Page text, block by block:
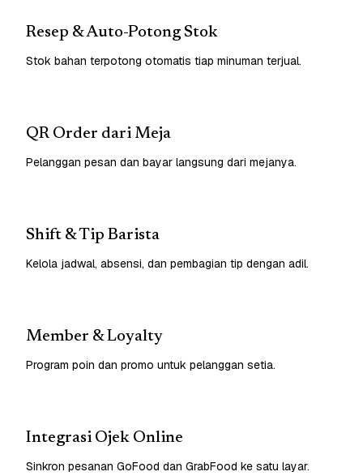
Resep & Auto-Potong Stok
Stok bahan terpotong otomatis tiap minuman terjual.
QR Order dari Meja
Pelanggan pesan dan bayar langsung dari mejanya.
Shift & Tip Barista
Kelola jadwal, absensi, dan pembagian tip dengan adil.
Member & Loyalty
Program poin dan promo untuk pelanggan setia.
Integrasi Ojek Online
Sinkron pesanan GoFood dan GrabFood ke satu layar.